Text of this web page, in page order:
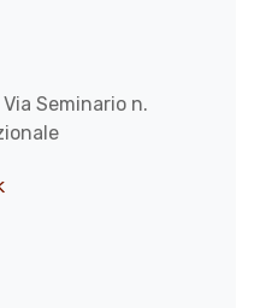
Seminario n.